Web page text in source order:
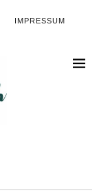
IMPRESSUM